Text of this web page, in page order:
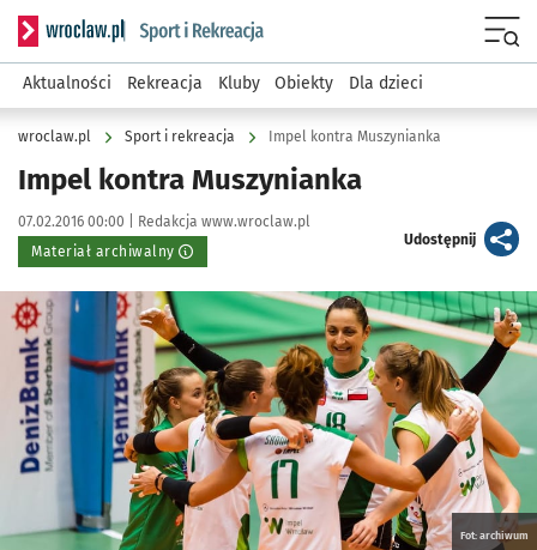
Serwis informacyjny wroclaw.pl podserwis: Sport i rekreacja
Aktualności Rekreacja Kluby Obiekty Dla dzieci
wroclaw.pl Sport i rekreacja Impel kontra Muszynianka
Impel kontra Muszynianka
Data publikacji:
07.02.2016 00:00 | Autor:
Redakcja www.wroclaw.pl
Materiał archiwalny
Udostępnijartykuł
Kliknij, aby powiększyć
Fot: archiwum